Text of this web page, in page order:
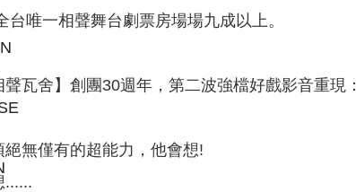
唯一相聲舞台劇票房場場九成以上。
聲瓦舍】創團30週年，第二波強檔好戲影音重現：
絕無僅有的超能力，他會想!
......